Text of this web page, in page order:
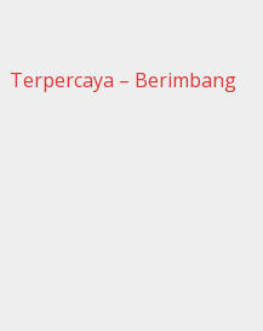
Terpercaya – Berimbang